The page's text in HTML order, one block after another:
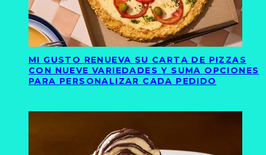
MI GUSTO RENUEVA SU CARTA DE PIZZAS
CON NUEVE VARIEDADES Y SUMA OPCIONES
PARA PERSONALIZAR CADA PEDIDO